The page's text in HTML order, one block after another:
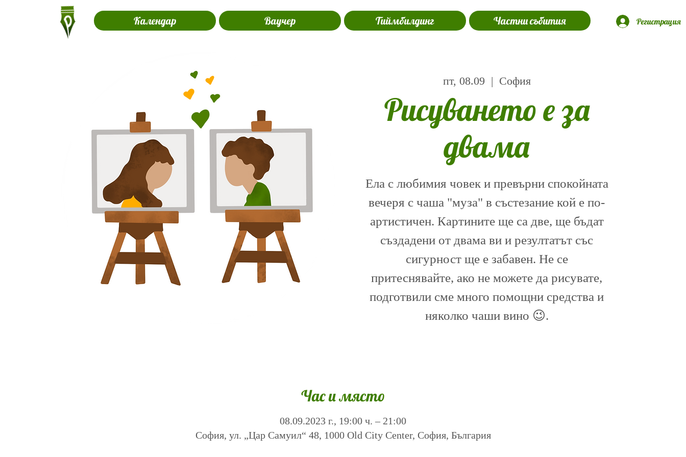
Календар Ваучер Тиймбилдинг Частни събития Регистрация
пт, 08.09
  |
София
Рисуването е за
двама
Ела с любимия човек и превърни спокойната
вечеря с чаша "муза" в състезание кой е по-
артистичен. Картините ще са две, ще бъдат
създадени от двама ви и резултатът със
сигурност ще е забавен. Не се
притеснявайте, ако не можете да рисувате,
подготвили сме много помощни средства и
няколко чаши вино 😉.
Час и място
08.09.2023 г., 19:00 ч. – 21:00
София, ул. „Цар Самуил“ 48, 1000 Old City Center, София, България